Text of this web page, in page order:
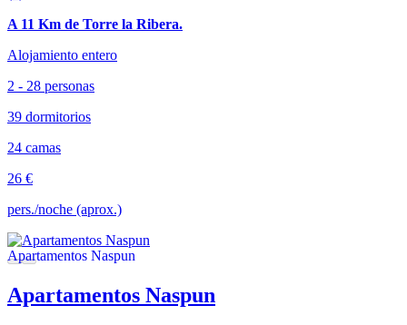
A 11 Km de Torre la Ribera.
Alojamiento entero
2 - 28 personas
39 dormitorios
24 camas
26 €
pers./noche (aprox.)
Apartamentos Naspun